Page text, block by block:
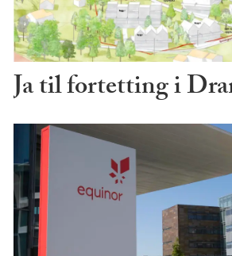
Ja til fortetting i